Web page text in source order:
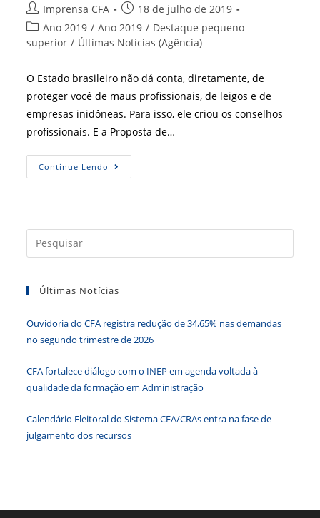
Autor
do
post:
Imprensa CFA
Post
publicado:
18 de julho de 2019
Categoria
do
Ano 2019 / Ano 2019 / Destaque pequeno
superior / Últimas Notícias (Agência)
O Estado brasileiro não dá conta, diretamente, de
proteger você de maus profissionais, de leigos e de
empresas inidôneas. Para isso, ele criou os conselhos
profissionais. E a Proposta de…
Continue Lendo NOTA
OFICIAL:
108
Você,
a
Últimas Notícias
Ouvidoria do CFA registra redução de 34,65% nas demandas
no segundo trimestre de 2026
CFA fortalece diálogo com o INEP em agenda voltada à
qualidade da formação em Administração
Calendário Eleitoral do Sistema CFA/CRAs entra na fase de
julgamento dos recursos